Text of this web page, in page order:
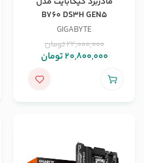
B760 DS3H GEN5
GIGABYTE
22,000,000تومان
20,800,000تومان